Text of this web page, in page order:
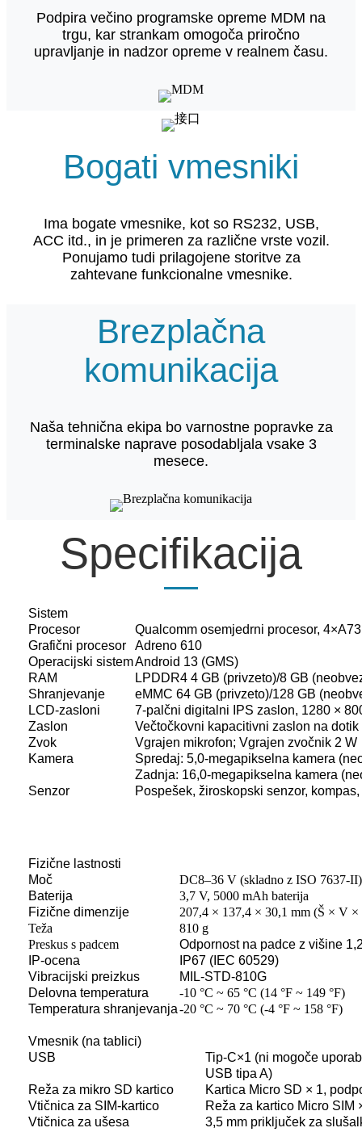
Podpira večino programske opreme MDM na
trgu, kar strankam omogoča priročno
upravljanje in nadzor opreme v realnem času.
Bogati vmesniki
Ima bogate vmesnike, kot so RS232, USB,
ACC itd., in je primeren za različne vrste vozil.
Ponujamo tudi prilagojene storitve za
zahtevane funkcionalne vmesnike.
Brezplačna
komunikacija
Naša tehnična ekipa bo varnostne popravke za
terminalske naprave posodabljala vsake 3
mesece.
Specifikacija
Sistem
Procesor
Qualcomm osemjedrni procesor,
Grafični procesor
Adreno 610
Operacijski sistemAndroid 13 (GMS)
RAM
LPDDR4 4 GB (privzeto)/8 GB
Shranjevanje
eMMC 64 GB (privzeto)/128 GB
LCD-zasloni
7-palčni digitalni IPS zaslon, 1280 ×
Zaslon
Večtočkovni kapacitivni zaslon na dotik
Zvok
Vgrajen mikrofon; Vgrajen zvočnik 2 W
Kamera
Spredaj: 5,0-megapikselna kamera
Zadnja: 16,0-megapikselna kamera
Senzor
Pospešek, žiroskopski senzor,
Fizične lastnosti
Moč
DC8–36 V (skladno z ISO 7637-II)
Baterija
3,7 V, 5000 mAh baterija
Fizične dimenzije
207,4 × 137,4 × 30,1 mm (Š × V ×
Teža
810 g
Preskus s padcem
Odpornost na padce z višine
IP-ocena
IP67 (IEC 60529)
Vibracijski preizkus
MIL-STD-810G
Delovna temperatura
-10 °C ~ 65 °C (14 °F ~ 149 °F)
Temperatura shranjevanja-20 °C ~ 70 °C (-4 °F ~ 158 °F)
Vmesnik (na tablici)
USB
Tip-C×1 (ni mogoče
USB tipa A)
Reža za mikro SD kartico
Kartica Micro SD × 1,
Vtičnica za SIM-kartico
Reža za kartico Micro SIM
Vtičnica za ušesa
3,5 mm priključek za